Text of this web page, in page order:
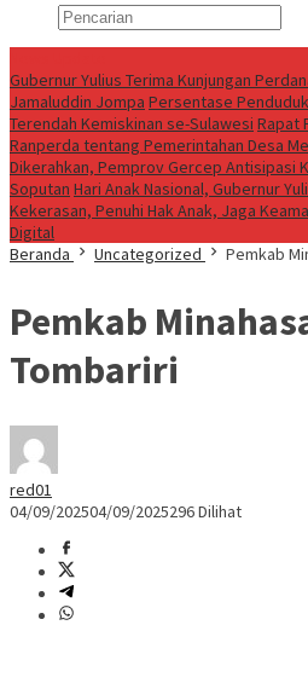
Gubernur Yulius Terima Kunjungan
Jamaluddin Jompa Persentase
Terendah Kemiskinan se-Sulawesi Rapat
Ranperda tentang Pemerintahan Desa
Dikerahkan, Pemprov Gercep Antisipasi
Soputan Hari Anak Nasional, Gubernur
Kekerasan, Penuhi Hak Anak, Jaga
Digital
Beranda
Uncategorized Pemkab
Pemkab
Tombariri
red01
04/09/202504/09/2025296 Dilihat